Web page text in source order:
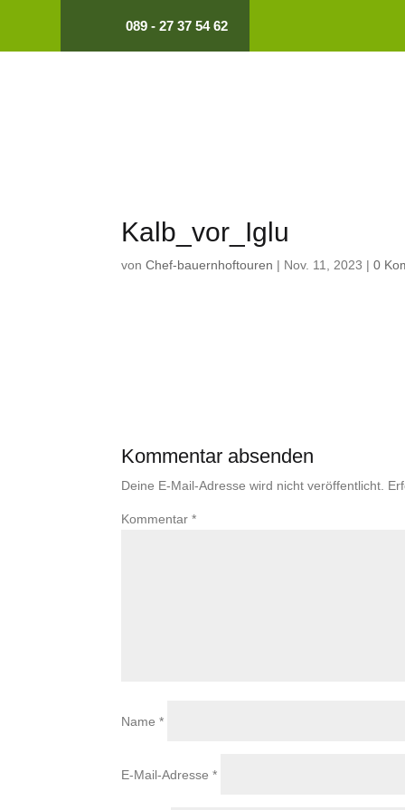
089 - 27 37 54 62
Kalb_vor_Iglu
vonChef-bauernhoftouren | Nov. 11, 2023 |0
Kommentar absenden
Deine E-Mail-Adresse wird nicht veröffentlicht.
Kommentar*
Name*
E-Mail-Adresse*